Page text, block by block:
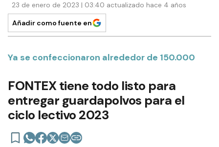
23 de enero de 2023 | 03:40 actualizado hace 4 años
Añadir como fuente en
Ya se confeccionaron alrededor de 150.000
FONTEX tiene todo listo para
entregar guardapolvos para el
ciclo lectivo 2023